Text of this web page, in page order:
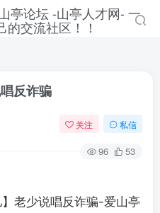
反诈骗
关注 私信
96 53